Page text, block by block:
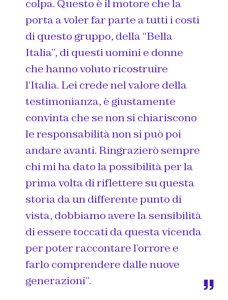
colpa. Questo è il motore che la
porta a voler far parte a tutti i costi
di questo gruppo, della “Bella
Italia”, di questi uomini e donne
che hanno voluto ricostruire
l’Italia. Lei crede nel valore della
testimonianza, è giustamente
convinta che se non si chiariscono
le responsabilità non si può poi
andare avanti. Ringrazierò sempre
chi mi ha dato la possibilità per la
prima volta di riflettere su questa
storia da un differente punto di
vista, dobbiamo avere la sensibilità
di essere toccati da questa vicenda
per poter raccontare l’orrore e
farlo comprendere dalle nuove
generazioni”.